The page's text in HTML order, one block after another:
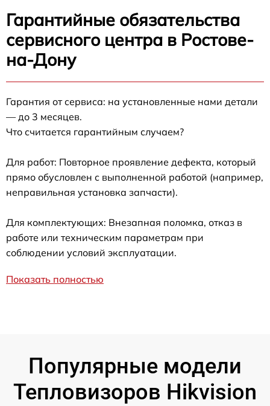
Гарантийные обязательства
сервисного центра в Ростове-
на-Дону
Гарантия от сервиса: на установленные нами детали
— до 3 месяцев.
Что считается гарантийным случаем?
Для работ: Повторное проявление дефекта, который
прямо обусловлен с выполненной работой (например,
неправильная установка запчасти).
Для комплектующих: Внезапная поломка, отказ в
работе или техническим параметрам при
соблюдении условий эксплуатации.
Показать полностью
Популярные модели
Тепловизоров Hikvision